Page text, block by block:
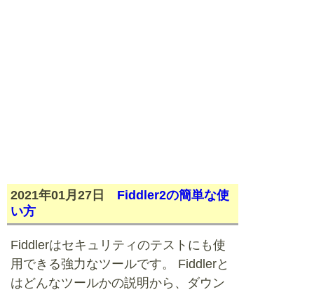
2021年01月27日 Fiddler2の簡単な使
い方
Fiddlerはセキュリティのテストにも使
用できる強力なツールです。 Fiddlerと
はどんなツールかの説明から、ダウン